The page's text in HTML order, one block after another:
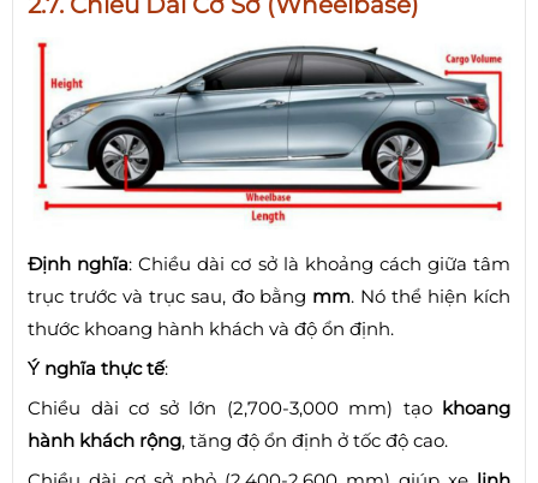
Định nghĩa: Chiều dài cơ sở là khoảng cách giữa tâm
trục trước và trục sau, đo bằng mm. Nó thể hiện kích
thước khoang hành khách và độ ổn định.
Ý nghĩa thực tế:
Chiều dài cơ sở lớn (2,700-3,000 mm) tạo khoang
hành khách rộng, tăng độ ổn định ở tốc độ cao.